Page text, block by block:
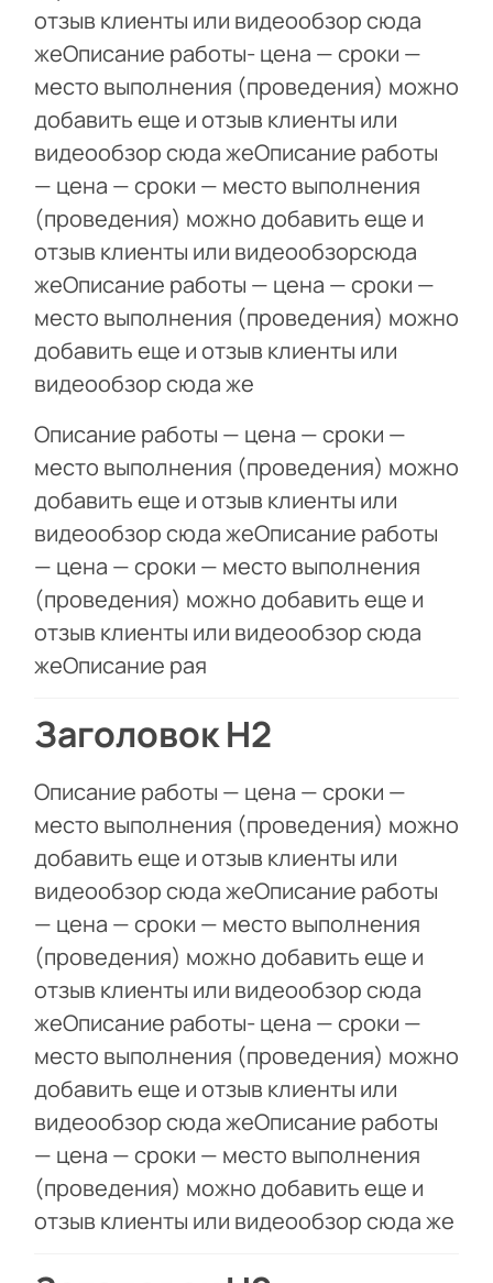
отзыв клиенты или видеообзор сюда
жеОписание работы- цена — сроки —
место выполнения (проведения) можно
добавить еще и отзыв клиенты или
видеообзор сюда жеОписание работы
— цена — сроки — место выполнения
(проведения) можно добавить еще и
отзыв клиенты или видеообзорсюда
жеОписание работы — цена — сроки —
место выполнения (проведения) можно
добавить еще и отзыв клиенты или
видеообзор сюда же
Описание работы — цена — сроки —
место выполнения (проведения) можно
добавить еще и отзыв клиенты или
видеообзор сюда жеОписание работы
— цена — сроки — место выполнения
(проведения) можно добавить еще и
отзыв клиенты или видеообзор сюда
жеОписание рая
Заголовок Н2
Описание работы — цена — сроки —
место выполнения (проведения) можно
добавить еще и отзыв клиенты или
видеообзор сюда жеОписание работы
— цена — сроки — место выполнения
(проведения) можно добавить еще и
отзыв клиенты или видеообзор сюда
жеОписание работы- цена — сроки —
место выполнения (проведения) можно
добавить еще и отзыв клиенты или
видеообзор сюда жеОписание работы
— цена — сроки — место выполнения
(проведения) можно добавить еще и
отзыв клиенты или видеообзор сюда же